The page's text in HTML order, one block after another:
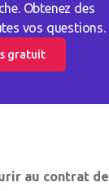
Obtenez des
vos questions.
gratuit
au contrat de